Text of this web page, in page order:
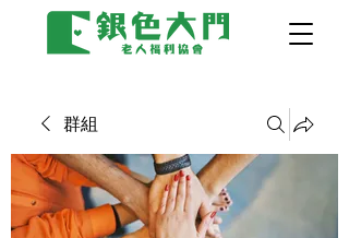
群組